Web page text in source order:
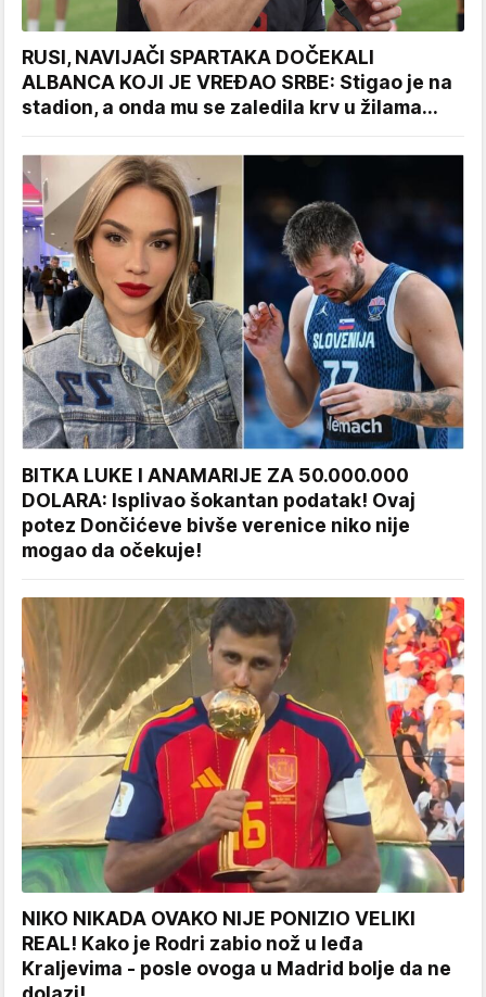
RUSI, NAVIJAČI SPARTAKA DOČEKALI
ALBANCA KOJI JE VREĐAO SRBE: Stigao je na
stadion, a onda mu se zaledila krv u žilama...
BITKA LUKE I ANAMARIJE ZA 50.000.000
DOLARA: Isplivao šokantan podatak! Ovaj
potez Dončićeve bivše verenice niko nije
mogao da očekuje!
NIKO NIKADA OVAKO NIJE PONIZIO VELIKI
REAL! Kako je Rodri zabio nož u leđa
Kraljevima - posle ovoga u Madrid bolje da ne